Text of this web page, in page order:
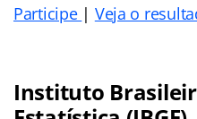
Participe | Veja o
Instituto